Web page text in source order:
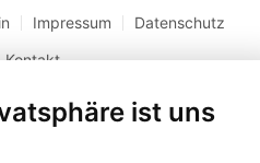
ist uns
Impressum
Datenschutz
Kontakt
Liezen Online |